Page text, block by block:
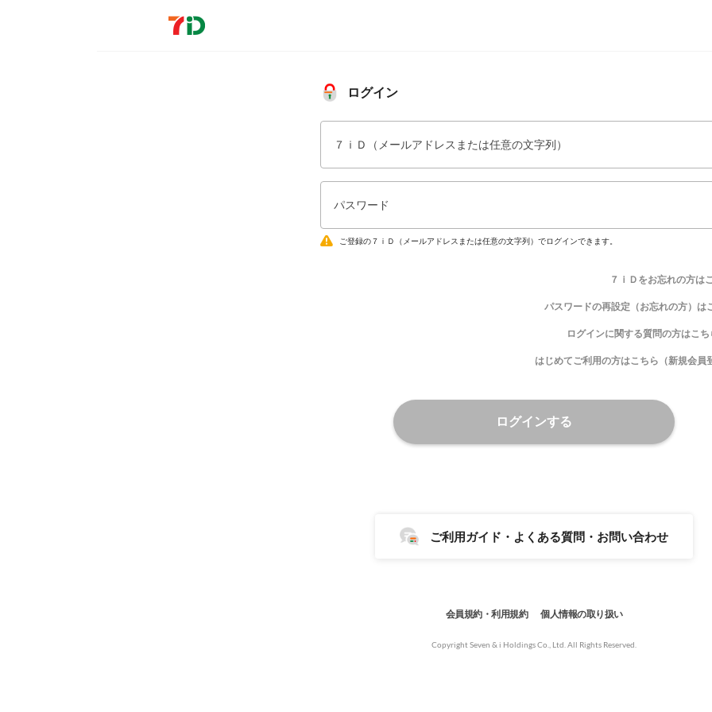
ログイン
７ｉＤ（メールアドレスまたは任意の文字列）
パスワード
ご登録の７ｉＤ（メールアドレスまたは任意の文字列）でログインできます。
７ｉＤをお忘れの方は
パスワードの再設定（お忘れの方）は
ログインに関する質問の方はこち
はじめてご利用の方はこちら（新規会員
ログインする
ご利用ガイド・よくある質問・お問い合わせ
会員規約・利用規約 個人情報の取り扱い
Copyright Seven & i Holdings Co., Ltd. All Rights Reserved.